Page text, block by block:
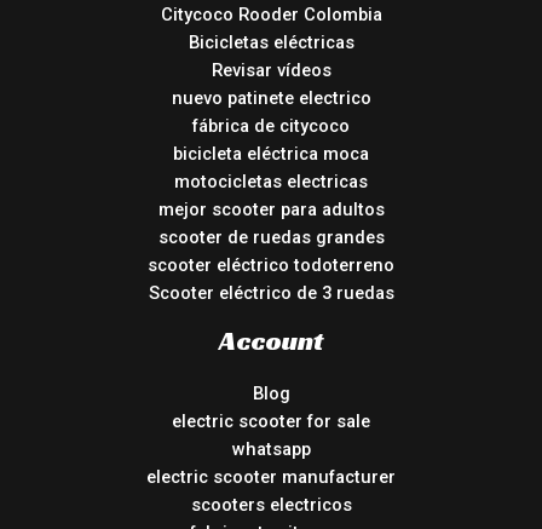
Citycoco Rooder Colombia
Bicicletas eléctricas
Revisar vídeos
nuevo patinete electrico
fábrica de citycoco
bicicleta eléctrica moca
motocicletas electricas
mejor scooter para adultos
scooter de ruedas grandes
scooter eléctrico todoterreno
Scooter eléctrico de 3 ruedas
Account
Blog
electric scooter for sale
whatsapp
electric scooter manufacturer
scooters electricos